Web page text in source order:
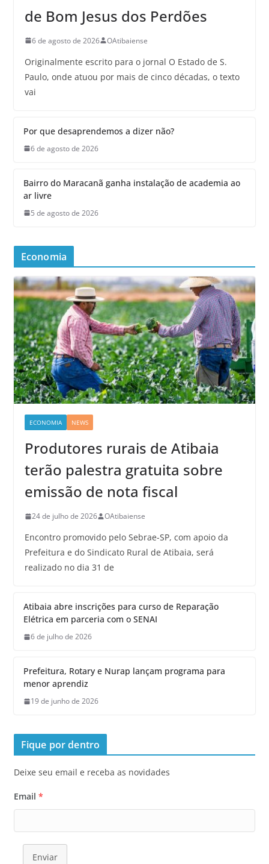
de Bom Jesus dos Perdões
6 de agosto de 2026 OAtibaiense
Originalmente escrito para o jornal O Estado de S.
Paulo, onde atuou por mais de cinco décadas, o texto
vai
Por que desaprendemos a dizer não?
6 de agosto de 2026
Bairro do Maracanã ganha instalação de academia ao
ar livre
5 de agosto de 2026
Economia
ECONOMIA NEWS
Produtores rurais de Atibaia
terão palestra gratuita sobre
emissão de nota fiscal
24 de julho de 2026 OAtibaiense
Encontro promovido pelo Sebrae-SP, com apoio da
Prefeitura e do Sindicato Rural de Atibaia, será
realizado no dia 31 de
Atibaia abre inscrições para curso de Reparação
Elétrica em parceria com o SENAI
6 de julho de 2026
Prefeitura, Rotary e Nurap lançam programa para
menor aprendiz
19 de junho de 2026
Fique por dentro
Deixe seu email e receba as novidades
Email *
Enviar